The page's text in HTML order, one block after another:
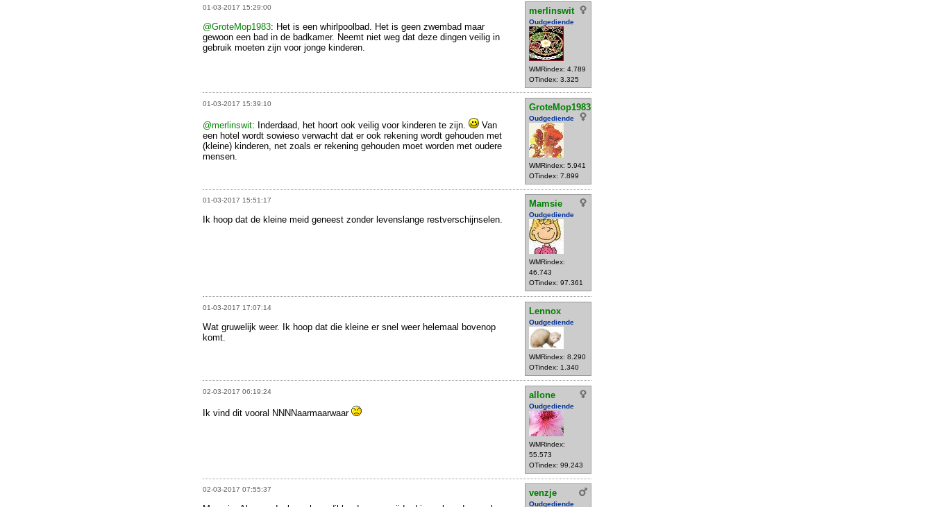
01-03-2017 15:29:00 merlinswit
Oudgediende
WMRindex: 4.789
OTindex: 3.325
@GroteMop1983: Het is een whirlpoolbad. Het is geen zwembad maar
gewoon een bad in de badkamer. Neemt niet weg dat deze dingen veilig in
gebruik moeten zijn voor jonge kinderen.
01-03-2017 15:39:10 GroteMop1983
Oudgediende
WMRindex: 5.941
OTindex: 7.899
@merlinswit: Inderdaad, het hoort ook veilig voor kinderen te zijn.
Van
een hotel wordt sowieso verwacht dat er ook rekening wordt gehouden met
(kleine) kinderen, net zoals er rekening gehouden moet worden met oudere
mensen.
01-03-2017 15:51:17 Mamsie
Oudgediende
WMRindex:
46.743
OTindex: 97.361
Ik hoop dat de kleine meid geneest zonder levenslange restverschijnselen.
01-03-2017 17:07:14 Lennox
Oudgediende
WMRindex: 8.290
OTindex: 1.340
Wat gruwelijk weer. Ik hoop dat die kleine er snel weer helemaal bovenop
komt.
02-03-2017 06:19:24 allone
Oudgediende
WMRindex:
55.573
OTindex: 99.243
Ik vind dit vooral NNNNaarmaarwaar
02-03-2017 07:55:37 venzje
Oudgediende